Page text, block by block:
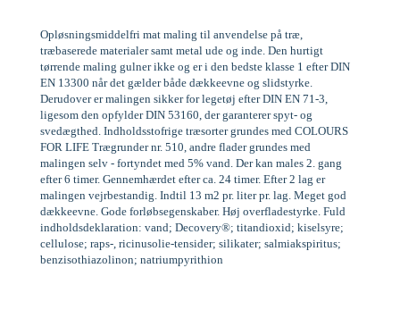
Opløsningsmiddelfri mat maling til anvendelse på træ,
træbaserede materialer samt metal ude og inde. Den hurtigt
tørrende maling gulner ikke og er i den bedste klasse 1 efter DIN
EN 13300 når det gælder både dækkeevne og slidstyrke.
Derudover er malingen sikker for legetøj efter DIN EN 71-3,
ligesom den opfylder DIN 53160, der garanterer spyt- og
svedægthed. Indholdsstofrige træsorter grundes med COLOURS
FOR LIFE Trægrunder nr. 510, andre flader grundes med
malingen selv - fortyndet med 5% vand. Der kan males 2. gang
efter 6 timer. Gennemhærdet efter ca. 24 timer. Efter 2 lag er
malingen vejrbestandig. Indtil 13 m2 pr. liter pr. lag. Meget god
dækkeevne. Gode forløbsegenskaber. Høj overfladestyrke. Fuld
indholdsdeklaration: vand; Decovery®; titandioxid; kiselsyre;
cellulose; raps-, ricinusolie-tensider; silikater; salmiakspiritus;
benzisothiazolinon; natriumpyrithion